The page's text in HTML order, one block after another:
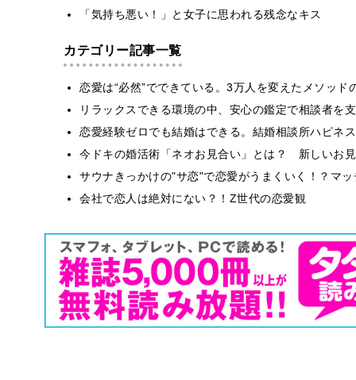
「気持ち悪い！」と女子に思われる残念なキス
カテゴリー記事一覧
恋愛は“必然”でできている。3万人を変えたメソッド
リラックスできる環境の中、安心の鑑定で相談者を
恋愛経験ゼロでも結婚はできる。結婚相談所ハピネ
今ドキの婚活術「ネオお見合い」とは？ 新しいお
サウナきっかけの"サ恋"で恋愛がうまくいく！？マ
会社で恋人は絶対にない？！Z世代の恋愛観